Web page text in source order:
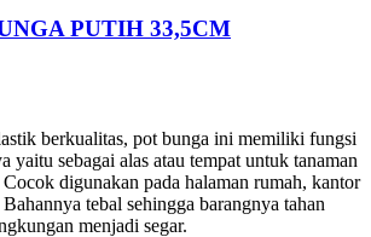
PUTIH 33,5CM
berkualitas, pot bunga ini memiliki fungsi
yaitu sebagai alas atau tempat untuk tanaman
digunakan pada halaman rumah, kantor
tebal sehingga barangnya tahan
menjadi segar.